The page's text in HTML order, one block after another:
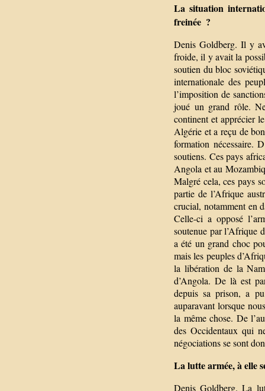
La situation
freinée ?
Denis Goldberg. Il y
froide, il y avait la
soutien du bloc
internationale des
l’imposition de
joué un grand rôle.
continent et apprécier
Algérie et a reçu de
formation nécessaire.
soutiens. Ces pays
Angola et au
Malgré cela, ces pays
partie de l’Afrique
crucial, notamment en
Celle-ci a opposé
soutenue par l’Afrique
a été un grand choc
mais les peuples
la libération de la
d’Angola. De là est
depuis sa prison, a
auparavant lorsque
la même chose. De
des Occidentaux qui
négociations se sont
La lutte armée, à elle
Denis Goldberg. La